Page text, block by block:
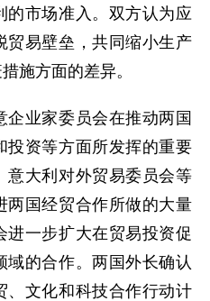
的市场准入。双方认为应
贸易壁垒，共同缩小生产
施方面的差异。
业家委员会在推动两国
投资等方面所发挥的重要
意大利对外贸易委员会等
两国经贸合作所做的大量
一步扩大在贸易投资促
的合作。两国外长确认
、文化和科技合作行动计